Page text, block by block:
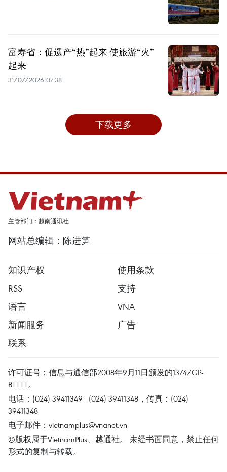
富寿省：促遗产“热”起来 使旅游“火”
起来
31/07/2026 07:38
下载更多
主管部门：越南通讯社
网站总编辑：陈进笋
知识产权
使用条款
RSS
支持
语言
VNA
新闻服务
广告
联系
许可证号：信息与通信部2008年9月11日颁发的1374/GP-
BTTTT。
电话：(024) 39411349 - (024) 39411348，传真：(024)
39411348
电子邮件： vietnamplus@vnanet.vn
©版权属于VietnamPlus、越通社。 未经书面同意，禁止任何
形式的复制与转载。